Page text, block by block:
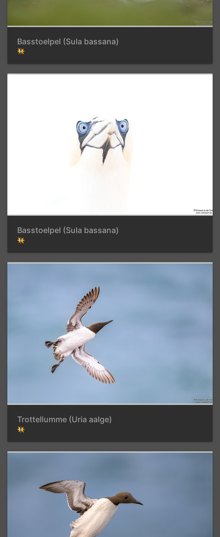
Basstoelpel (Sula bassana)
Basstoelpel (Sula bassana)
Trottellumme (Uria aalge)